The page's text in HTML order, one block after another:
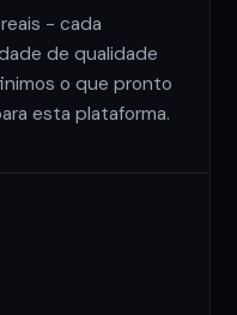
- cada
de qualidade
o que pronto
esta plataforma.